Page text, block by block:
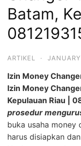
Batam,
ARTIKEL ·
Izin Money
Izin Money
Kepulauan Riau |
prosedur
buka usaha money
harus disiapkan